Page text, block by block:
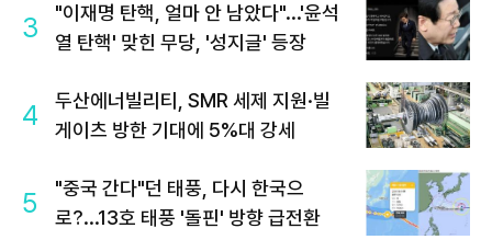
3
"이재명 탄핵, 얼마 안 남았다"...'윤석
열 탄핵' 맞힌 무당, '성지글' 등장
4
두산에너빌리티, SMR 세제 지원·빌
게이츠 방한 기대에 5%대 강세
5
"중국 간다"던 태풍, 다시 한국으
로?...13호 태풍 '돌핀' 방향 급전환